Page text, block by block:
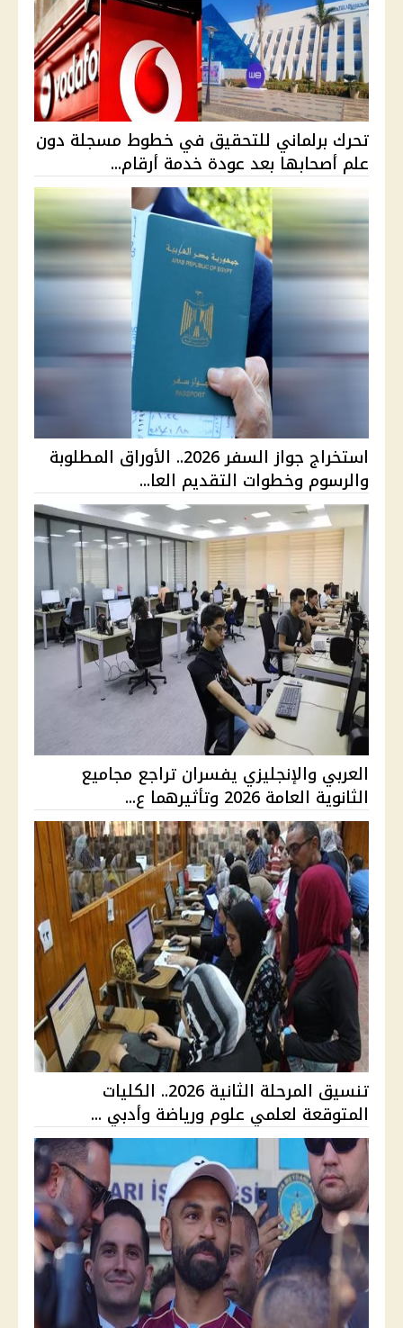
تحرك برلماني للتحقيق في خطوط مسجلة دون
علم أصحابها بعد عودة خدمة أرقام...
استخراج جواز السفر 2026.. الأوراق المطلوبة
والرسوم وخطوات التقديم العا...
العربي والإنجليزي يفسران تراجع مجاميع
الثانوية العامة 2026 وتأثيرهما ع...
تنسيق المرحلة الثانية 2026.. الكليات
المتوقعة لعلمي علوم ورياضة وأدبي ...